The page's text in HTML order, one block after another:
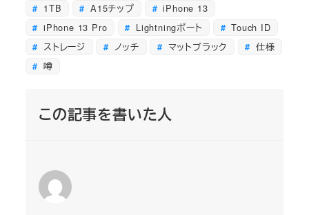
1TB A15チップ
iPhone 13
iPhone 13 Pro
Lightningポート
Touch ID
ストレージ
ノッチ マットブラック
仕様
噂
この記事を書いた人